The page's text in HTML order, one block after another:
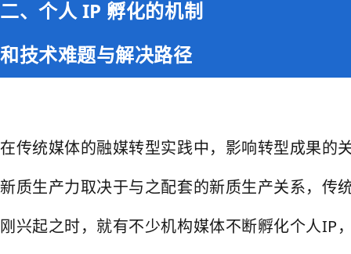
二、个人 IP 孵化的机制
和技术难题与解决路径
在传统媒体的融媒转型实践中，影响转型成果的
新质生产力取决于与之配套的新质生产关系，传
刚兴起之时，就有不少机构媒体不断孵化个人IP